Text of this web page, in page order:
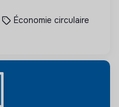
Économie circulaire